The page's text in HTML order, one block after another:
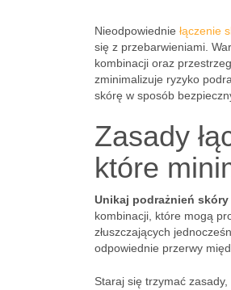
Nieodpowiednie łączenie
się z przebarwieniami.
kombinacji oraz
zminimalizuje ryzyko
skórę w sposób
Zasady
które
Unikaj podrażnień skóry
kombinacji, które mogą
złuszczających
odpowiednie przerwy
Staraj się trzymać zasady,